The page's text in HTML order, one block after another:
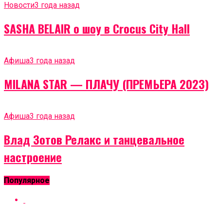
Новости3 года назад
SASHA BELAIR о шоу в Crocus City Hall
Афиша3 года назад
MILANA STAR — ПЛАЧУ (ПРЕМЬЕРА 2023)
Афиша3 года назад
Влад Зотов Релакс и танцевальное
настроение
Популярное